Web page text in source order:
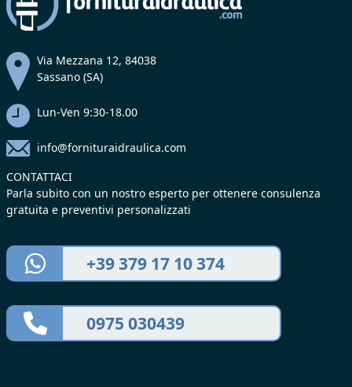
Via Mezzana 12, 84038
Sassano (SA)
Lun-Ven 9:30-18.00
info@fornituraidraulica.com
CONTATTACI
Parla subito con un nostro esperto per ottenere consulenza
gratuita e preventivi personalizzati
+39 379 17 10 374
0975 030439